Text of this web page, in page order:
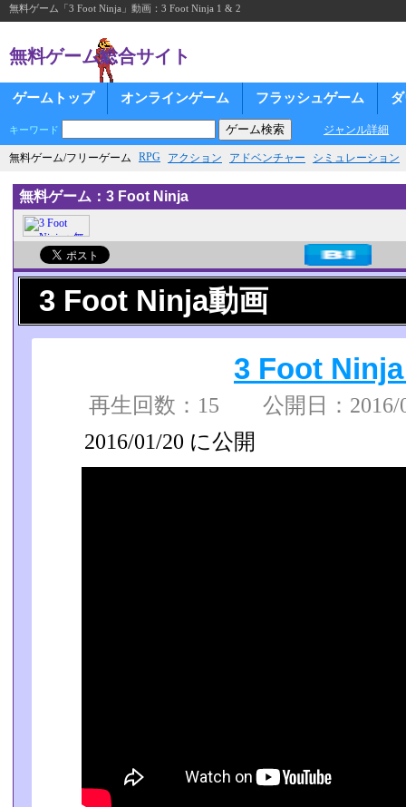
無料ゲーム「3 Foot Ninja」動画：3 Foot Ninja 1 & 2
無料ゲーム総合サイト
ゲームトップ オンラインゲーム フラッシュゲーム
キーワード ジャンル詳細
無料ゲーム/フリーゲーム RPG アクション アドベンチャー シミュレーション
無料ゲーム：3 Foot Ninja
3 Foot Ninja動画
3 Foot
再生回数：15 公開日：2016/
2016/01/20 に公開